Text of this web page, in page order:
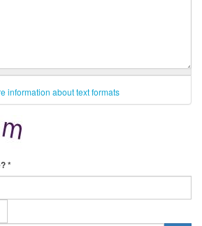
information about text formats
*